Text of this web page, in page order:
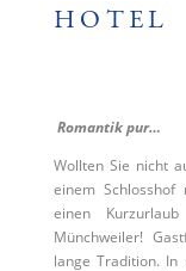
HOTEL
Romantik pur…
Wollten Sie nicht
einem
einen
Münchweiler!
lange Tradition.